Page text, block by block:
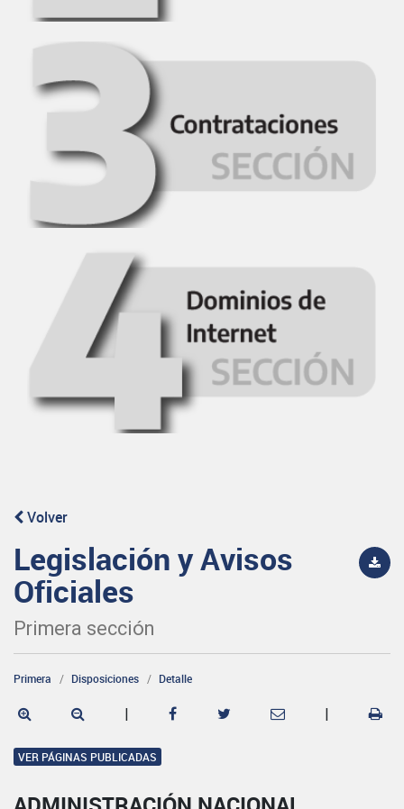
Volver
Legislación y Avisos
Oficiales
Primera sección
Primera Disposiciones Detalle
| |
VER PÁGINAS PUBLICADAS